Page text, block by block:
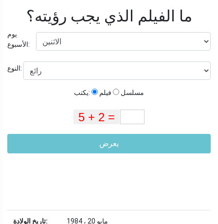
ما الفيلم الذي يجب رؤيته؟
يوم
الأسبوع:
النوع:
يكتب: فيلم مسلسل
يعرض
تاريخ الولادة: 1984 ، 20 مايو